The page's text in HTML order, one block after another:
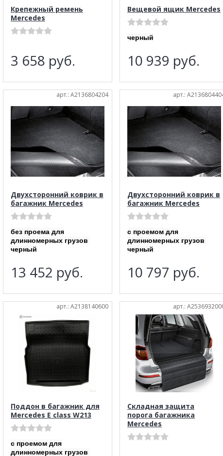
Крепежный ремень
Mercedes
3 658 руб.
Вещевой ящик Mercedes
черный
10 939 руб.
арт.: A2136804204
Двухсторонний коврик в
багажник Mercedes
без проема для
длинномерных грузов
черный
13 452 руб.
арт.:
Двухсторонний коврик в
багажник Mercedes
с проемом для
длинномерных грузов
черный
10 797 руб.
арт.: A2138140600
Поддон в багажник для
Mercedes E class W213
с проемом для
длинномерных грузов
арт.:
Складная защита
порога багажника
Mercedes